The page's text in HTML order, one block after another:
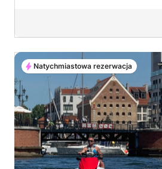
Natychmiastowa rezerwacja